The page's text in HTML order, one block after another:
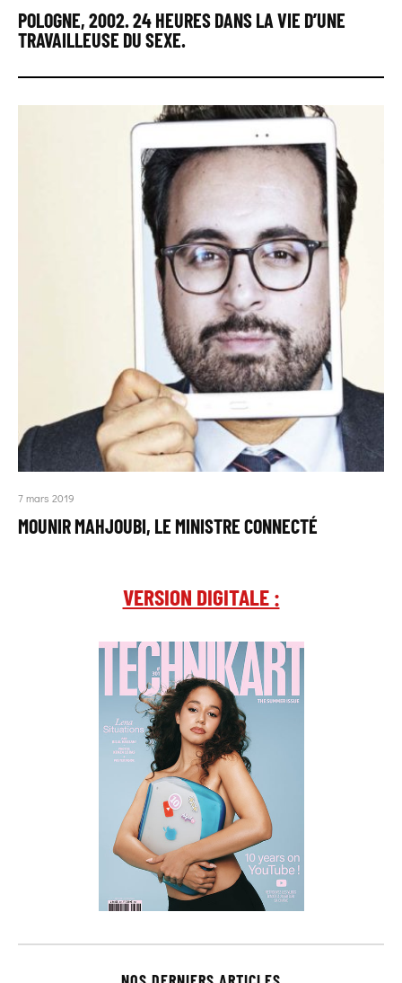
POLOGNE, 2002. 24 HEURES DANS LA VIE D’UNE
TRAVAILLEUSE DU SEXE.
7 mars 2019
MOUNIR MAHJOUBI, LE MINISTRE CONNECTÉ
VERSION DIGITALE :